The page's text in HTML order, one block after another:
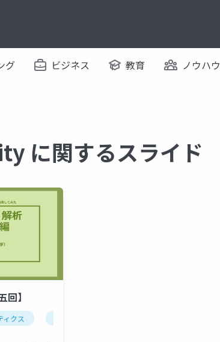
グ ビジネス 教育 ノウハウ
に関するスライド
回】
ィクス